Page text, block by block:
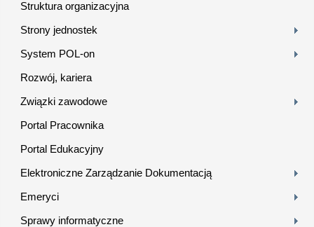
Struktura organizacyjna
Strony jednostek
System POL-on
Rozwój, kariera
Związki zawodowe
Portal Pracownika
Portal Edukacyjny
Elektroniczne Zarządzanie Dokumentacją
Emeryci
Sprawy informatyczne